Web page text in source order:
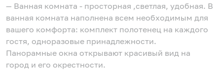
— Ванная комната - просторная ,светлая, удобная. В
ванная комната наполнена всем необходимым для
вашего комфорта: комплект полотенец на каждого
гостя, одноразовые принадлежности.
Панорамные окна открывают красивый вид на
город и его окрестности.